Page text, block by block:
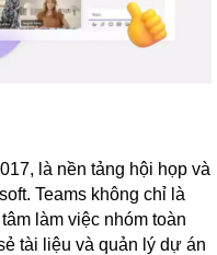
là nền tảng hội họp và
Teams không chỉ là
làm việc nhóm toàn
tài liệu và quản lý dự án